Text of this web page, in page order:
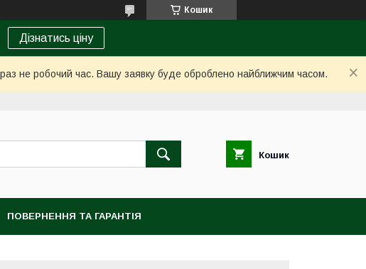
Кошик
Дізнатись ціну
не робочий час. Вашу заявку буде оброблено найближчим часом.
Кошик
ПОВЕРНЕННЯ ТА ГАРАНТІЯ